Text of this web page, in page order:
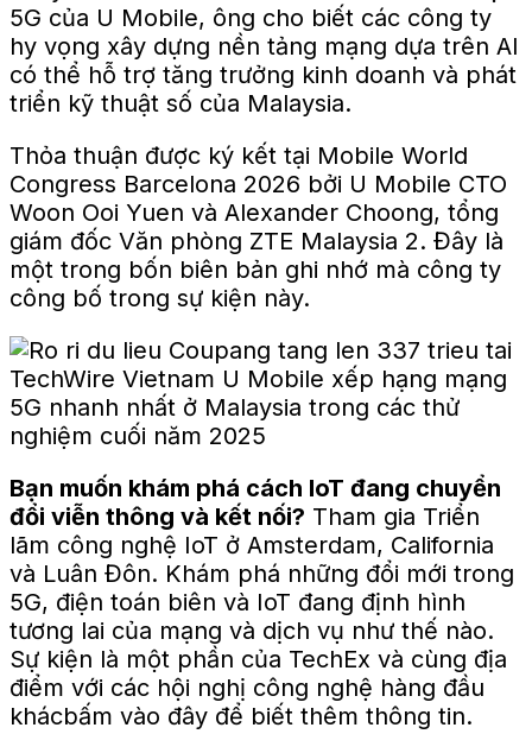
5G của U Mobile, ông cho biết các công ty
hy vọng xây dựng nền tảng mạng dựa trên AI
có thể hỗ trợ tăng trưởng kinh doanh và phát
triển kỹ thuật số của Malaysia.
Thỏa thuận được ký kết tại Mobile World
Congress Barcelona 2026 bởi U Mobile CTO
Woon Ooi Yuen và Alexander Choong, tổng
giám đốc Văn phòng ZTE Malaysia 2. Đây là
một trong bốn biên bản ghi nhớ mà công ty
công bố trong sự kiện này.
Bạn muốn khám phá cách IoT đang chuyển
đổi viễn thông và kết nối? Tham gia Triển
lãm công nghệ IoT ở Amsterdam, California
và Luân Đôn. Khám phá những đổi mới trong
5G, điện toán biên và IoT đang định hình
tương lai của mạng và dịch vụ như thế nào.
Sự kiện là một phần của TechEx và cùng địa
điểm với các hội nghị công nghệ hàng đầu
khácbấm vào đây để biết thêm thông tin.